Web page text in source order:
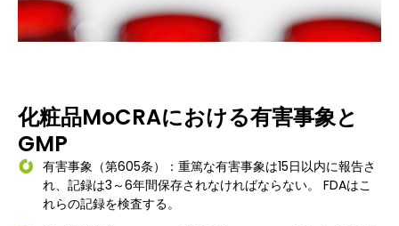
化粧品MoCRAにおける有害事象と
GMP
有害事象（第605条）：重篤な有害事象は15日以内に報告さ
れ、記録は3～6年間保存されなければならない。 FDAはこ
れらの記録を検査する。